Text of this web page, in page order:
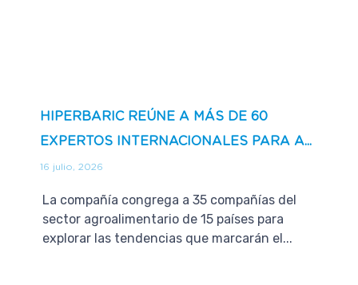
HIPERBARIC REÚNE A MÁS DE 60
EXPERTOS INTERNACIONALES PARA A...
16 julio, 2026
La compañía congrega a 35 compañías del
sector agroalimentario de 15 países para
explorar las tendencias que marcarán el...